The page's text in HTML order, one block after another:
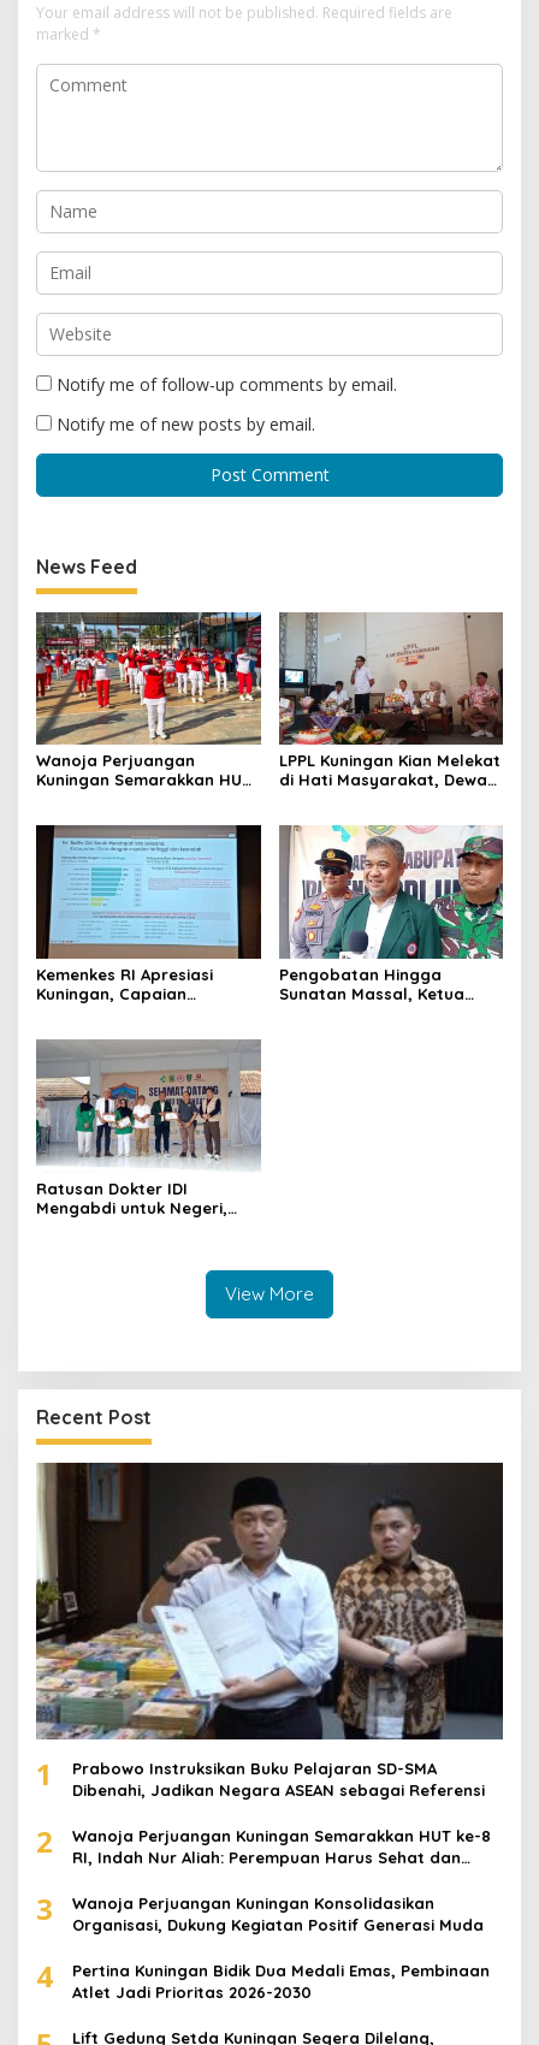
Your email address will not be published. Required fields are
marked *
Notify me of follow-up comments by email.
Notify me of new posts by email.
News Feed
Wanoja Perjuangan
Kuningan Semarakkan HUT
dan Berdaya
LPPL Kuningan Kian Melekat
di Hati Masyarakat, Dewas
Kemenkes RI Apresiasi
Kuningan, Capaian
Pengobatan Hingga
Sunatan Massal, Ketua
Ratusan Dokter IDI
Mengabdi untuk Negeri,
View More
Recent Post
1
Prabowo Instruksikan Buku Pelajaran SD-SMA
Dibenahi, Jadikan Negara ASEAN sebagai Referensi
2
Wanoja Perjuangan Kuningan Semarakkan HUT ke-8
RI, Indah Nur Aliah: Perempuan Harus Sehat dan
3
Wanoja Perjuangan Kuningan Konsolidasikan
Organisasi, Dukung Kegiatan Positif Generasi Muda
4
Pertina Kuningan Bidik Dua Medali Emas, Pembinaan
Atlet Jadi Prioritas 2026-2030
Lift Gedung Setda Kuningan Segera Dilelang,